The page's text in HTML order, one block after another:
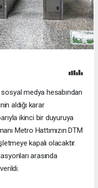
medya hesabından
aldığı karar
ikinci bir duyuruya
Metro Hattımızın DTM
kapalı olacaktır.
arasında